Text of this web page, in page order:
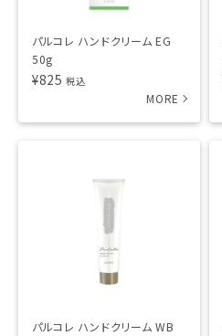
パルコレ ハンドクリーム EG
50g
¥825 税込
パルコレ ハンドクリーム WB